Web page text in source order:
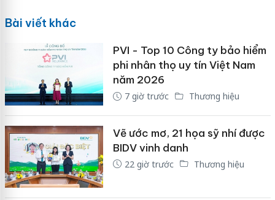
Bài viết khác
PVI - Top 10 Công ty bảo hiểm
phi nhân thọ uy tín Việt Nam
năm 2026
7 giờ trước Thương hiệu
Vẽ ước mơ, 21 họa sỹ nhí được
BIDV vinh danh
22 giờ trước Thương hiệu